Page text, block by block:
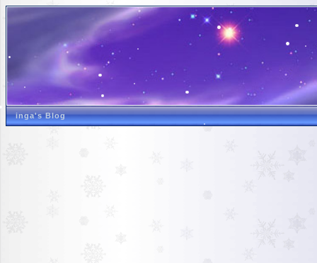
inga's Blog